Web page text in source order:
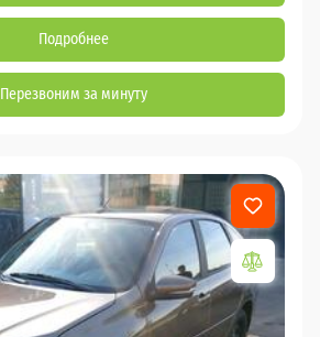
Подробнее
Перезвоним за минуту